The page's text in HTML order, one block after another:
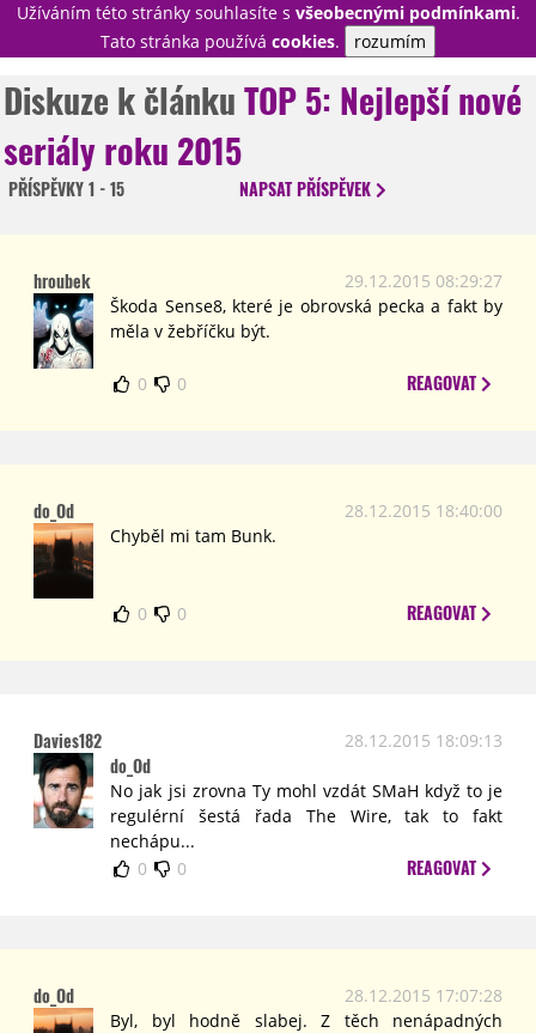
Užíváním této stránky souhlasíte s všeobecnými podmínkami.
Tato stránka používá cookies. rozumím
PŘIHLÁSIT
NOVINKY
TÉMATA
DISKUZE
STATISTIKY
TIRÁŽ
Diskuze k článkuTOP 5: Nejlepší nové
seriály roku 2015
PŘÍSPĚVKY1 - 15 NAPSATPŘÍSPĚVEK
hroubek
29.12.2015 08:29:27
Škoda Sense8, které je obrovská pecka a fakt by
měla v žebříčku být.
0 0 REAGOVAT
do_Od
28.12.2015 18:40:00
Chyběl mi tam Bunk.
0 0 REAGOVAT
Davies182 28.12.2015 18:09:13
do_Od
No jak jsi zrovna Ty mohl vzdát SMaH když to je
regulérní šestá řada The Wire, tak to fakt
nechápu...
0
0 REAGOVAT
do_Od
28.12.2015 17:07:28
Byl, byl hodně slabej. Z těch nenápadných